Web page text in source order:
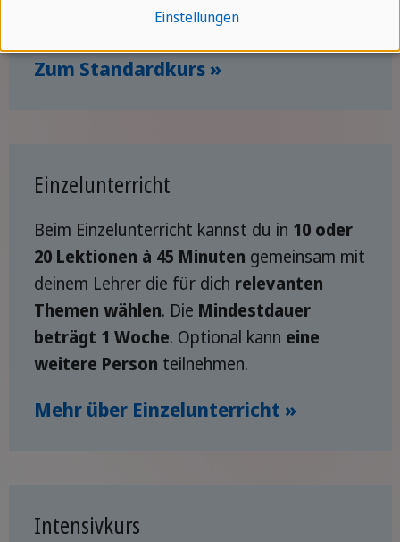
Zum Standardkurs »
Einzelunterricht
Beim Einzelunterricht kannst du in 10 oder
20 Lektionen à 45 Minuten gemeinsam mit
deinem Lehrer die für dich relevanten
Themen wählen. Die Mindestdauer
beträgt 1 Woche. Optional kann eine
weitere Person teilnehmen.
Mehr über Einzelunterricht »
Intensivkurs
Einstellungen